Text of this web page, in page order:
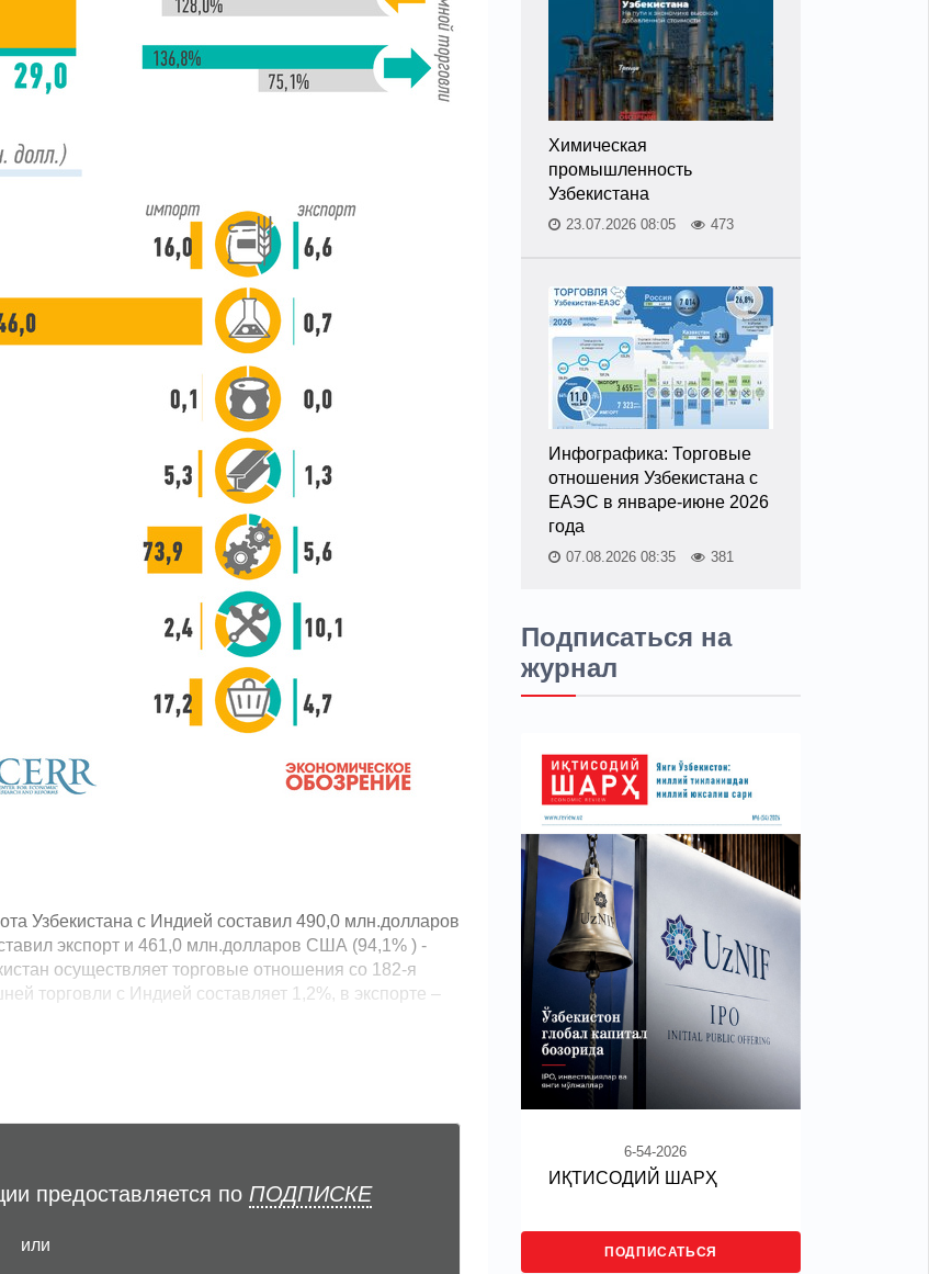
Узбекистана с Индией составил 490,0 млн.долларов
экспорт и 461,0 млн.долларов США (94,1% ) -
осуществляет торговые отношения со 182-я
торговли с Индией составляет 1,2%, в экспорте –
предоставляется по ПОДПИСКЕ
или
Химическая
промышленность
Узбекистана
23.07.2026 08:05 473
Инфографика: Торговые
отношения Узбекистана с
ЕАЭС в январе-июне 2026
года
07.08.2026 08:35 381
Подписаться на
журнал
6-54-2026
ИҚТИСОДИЙ ШАРҲ
ПОДПИСАТЬСЯ